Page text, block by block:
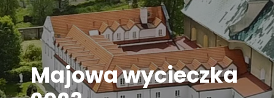
Majowa wycieczka